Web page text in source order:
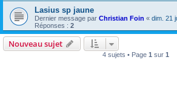
Lasius sp jaune
Dernier message par Christian Foin « dim. 21
Réponses : 2
Nouveau sujet
4 sujets • Page 1 sur 1